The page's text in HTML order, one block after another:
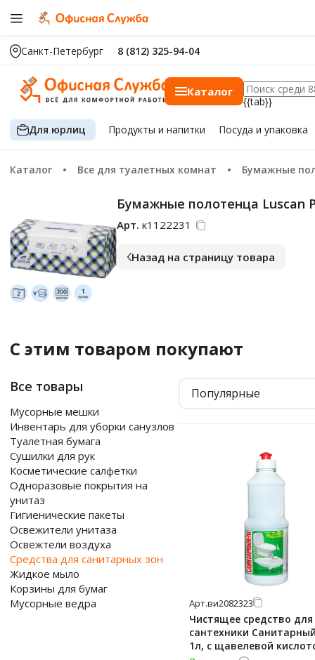
Санкт-Петербург 8 (812) 325-94-04
Каталог
{{tab}}
Для юрлиц Продуктыи напитки Посуда и упаковка
Каталог Все для туалетных комнат Бумажные
Бумажные полотенца Luscan
Арт. к1122231
Назад на страницу товара
С этим товаром покупают
Все товары
Мусорные мешки
Инвентарь для уборки санузлов
Туалетная бумага
Сушилки для рук
Косметические салфетки
Одноразовые покрытия на
унитаз
Гигиенические пакеты
Освежители унитаза
Освежтели воздуха
Средства для санитарных зон
Жидкое мыло
Корзины для бумаг
Мусорные ведра
Популярные
Арт.ви2082323
Чистящее средство для
сантехники
1л, с щавелевой